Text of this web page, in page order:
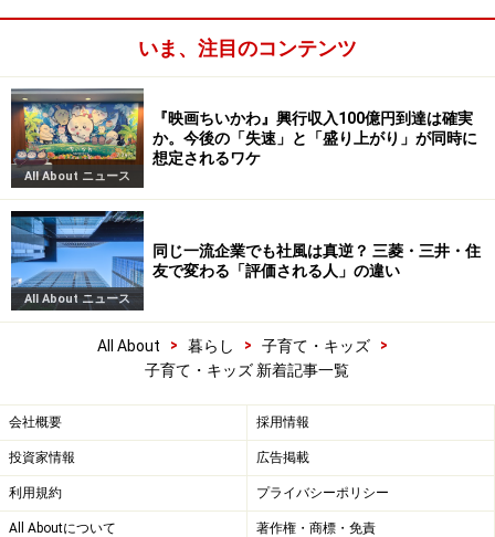
いま、注目のコンテンツ
All About ニュース
『映画ちいかわ』興行収入100億円到達は確実
か。今後の「失速」と「盛り上がり」が同時に
想定されるワケ
All About ニュース
同じ一流企業でも社風は真逆？ 三菱・三井・住
友で変わる「評価される人」の違い
All About > 暮らし > 子育て・キッズ
>
子育て・キッズ 新着記事一覧
会社概要 採用情報
投資家情報 広告掲載
利用規約 プライバシーポリシー
All Aboutについて 著作権・商標・免責